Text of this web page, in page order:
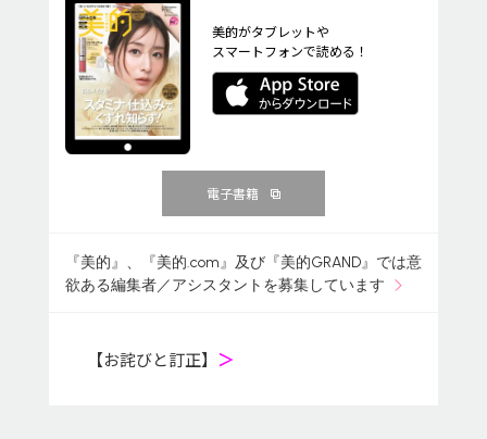
美的がタブレットや
スマートフォンで読める！
電子書籍
『美的』、『美的.com』及び『美的GRAND』では意
欲ある編集者／アシスタントを募集しています
【お詫びと訂正】 ＞